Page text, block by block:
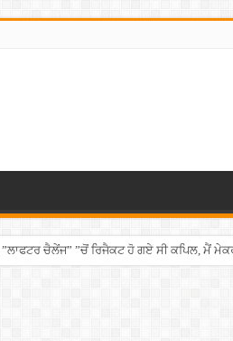
”ਲਾਫਟਰ ਚੈਲੇਂਜ” ”ਚੋਂ ਰਿਜੈਕਟ ਹੋ ਗਏ ਸੀ ਕਪਿਲ, ਮੈਂ